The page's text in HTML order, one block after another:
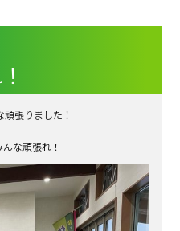
張りました！
な頑張れ！